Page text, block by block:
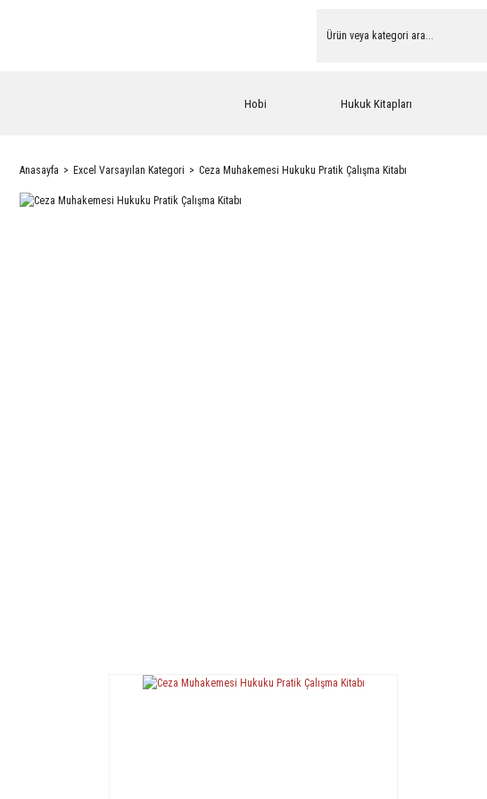
Hobi Hukuk Kitapları
Anasayfa Excel Varsayılan Kategori Ceza Muhakemesi Hukuku Pratik Çalışma Kitabı